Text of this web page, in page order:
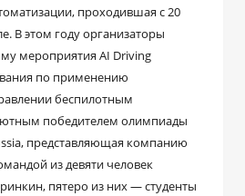
проходившая с 20
В этом году организаторы
мероприятия AI Driving
по применению
беспилотным
победителем олимпиады
представляющая компанию
из девяти человек
пятеро из них — студенты